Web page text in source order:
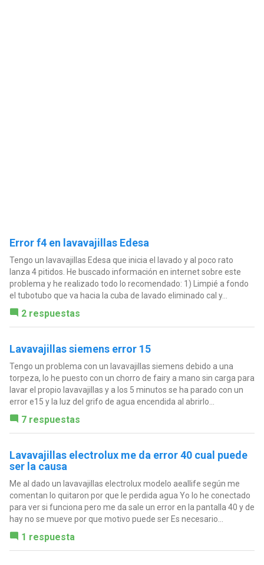
Error f4 en lavavajillas Edesa
Tengo un lavavajillas Edesa que inicia el lavado y al poco rato
lanza 4 pitidos. He buscado información en internet sobre este
problema y he realizado todo lo recomendado: 1) Limpié a fondo
el tubotubo que va hacia la cuba de lavado eliminado cal y...
2 respuestas
Lavavajillas siemens error 15
Tengo un problema con un lavavajillas siemens debido a una
torpeza, lo he puesto con un chorro de fairy a mano sin carga para
lavar el propio lavavajillas y a los 5 minutos se ha parado con un
error e15 y la luz del grifo de agua encendida al abrirlo...
7 respuestas
Lavavajillas electrolux me da error 40 cual puede
ser la causa
Me al dado un lavavajillas electrolux modelo aeallife según me
comentan lo quitaron por que le perdida agua Yo lo he conectado
para ver si funciona pero me da sale un error en la pantalla 40 y de
hay no se mueve por que motivo puede ser Es necesario...
1 respuesta